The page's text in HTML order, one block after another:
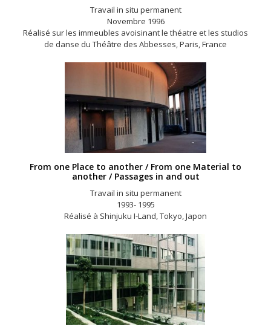
Travail in situ permanent
Novembre 1996
Réalisé sur les immeubles avoisinant le théatre et les studios
de danse du Théâtre des Abbesses, Paris, France
From one Place to another / From one Material to
another / Passages in and out
Travail in situ permanent
1993- 1995
Réalisé à Shinjuku I-Land, Tokyo, Japon